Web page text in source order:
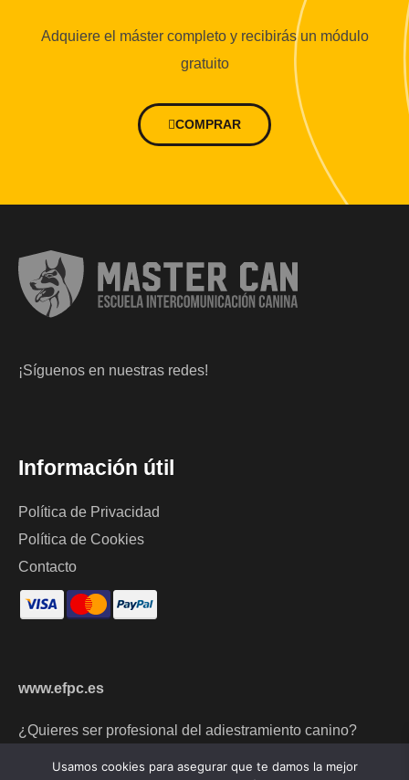
Adquiere el máster completo y recibirás un módulo
gratuito
COMPRAR
¡Síguenos en nuestras redes!
Información útil
Política de Privacidad
Política de Cookies
Contacto
www.efpc.es
¿Quieres ser profesional del adiestramiento canino?
Usamos cookies para asegurar que te damos la mejor